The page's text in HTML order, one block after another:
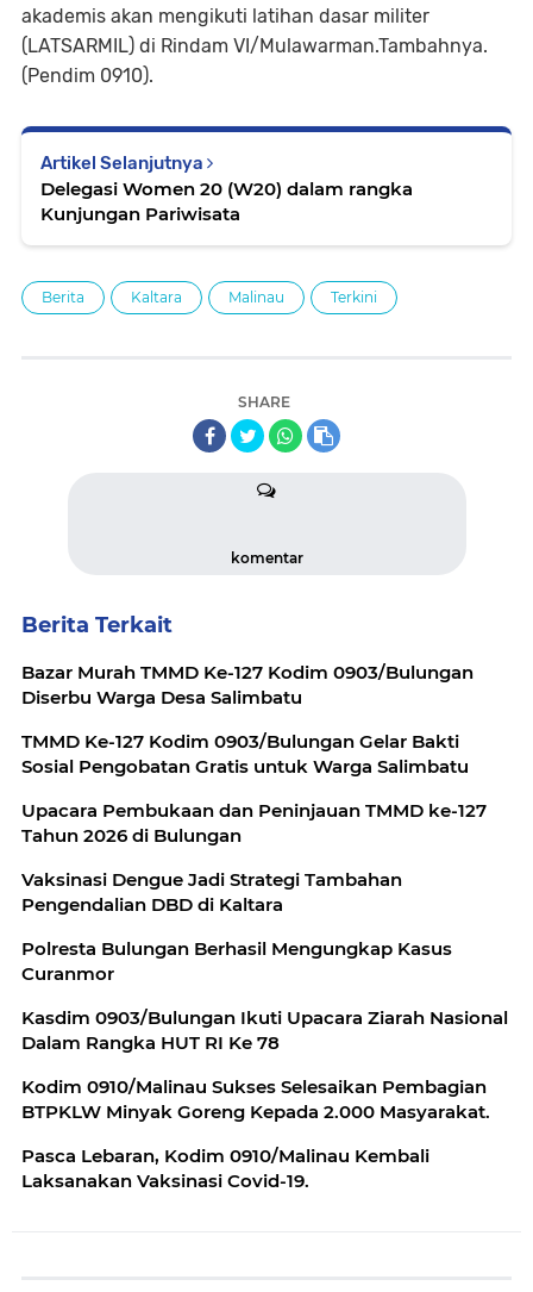
akademis akan mengikuti latihan dasar militer
(LATSARMIL) di Rindam VI/Mulawarman.Tambahnya.
(Pendim 0910).
Artikel Selanjutnya
Delegasi Women 20 (W20) dalam rangka
Kunjungan Pariwisata
Berita Kaltara Malinau Terkini
SHARE
komentar
Berita Terkait
Bazar Murah TMMD Ke-127 Kodim 0903/Bulungan
Diserbu Warga Desa Salimbatu
TMMD Ke-127 Kodim 0903/Bulungan Gelar Bakti
Sosial Pengobatan Gratis untuk Warga Salimbatu
Upacara Pembukaan dan Peninjauan TMMD ke-127
Tahun 2026 di Bulungan
Vaksinasi Dengue Jadi Strategi Tambahan
Pengendalian DBD di Kaltara
Polresta Bulungan Berhasil Mengungkap Kasus
Curanmor
Kasdim 0903/Bulungan Ikuti Upacara Ziarah Nasional
Dalam Rangka HUT RI Ke 78
Kodim 0910/Malinau Sukses Selesaikan Pembagian
BTPKLW Minyak Goreng Kepada 2.000 Masyarakat.
Pasca Lebaran, Kodim 0910/Malinau Kembali
Laksanakan Vaksinasi Covid-19.